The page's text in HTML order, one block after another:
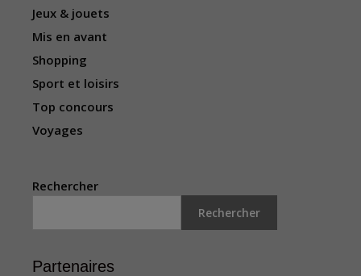
Jeux & jouets
Mis en avant
Shopping
Sport et loisirs
Top concours
Voyages
Rechercher
Rechercher
Partenaires